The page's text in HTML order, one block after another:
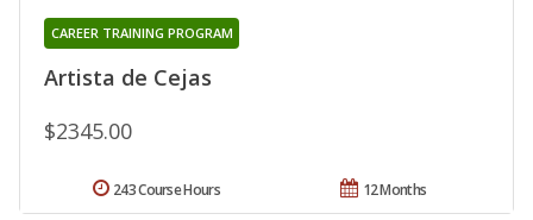
Artista de Cejas
CAREER TRAINING PROGRAM
$2345.00
12 Months
243 Course Hours